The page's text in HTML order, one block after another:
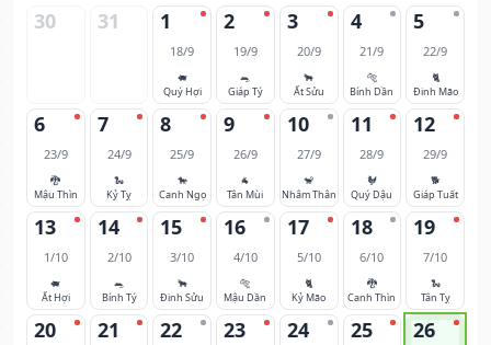
30 31 1
18/9
🐖
Quý Hợi
2
19/9
🐀
Giáp Tý
3
20/9
🐂
Ất Sửu
4
21/9
🐅
Bính Dần
5
22/9
🐈
Đinh Mão
6
23/9
🐉
Mậu Thìn
7
24/9
🐍
Kỷ Tỵ
8
25/9
🐎
Canh Ngọ
9
26/9
🐐
Tân Mùi
10
27/9
🐒
Nhâm Thân
11
28/9
🐓
Quý Dậu
12
29/9
🐕
Giáp Tuất
13
1/10
🐖
Ất Hợi
14
2/10
🐀
Bính Tý
15
3/10
🐂
Đinh Sửu
16
4/10
🐅
Mậu Dần
17
5/10
🐈
Kỷ Mão
18
6/10
🐉
Canh Thìn
19
7/10
🐍
Tân Tỵ
20 21 22 23 24 25 26